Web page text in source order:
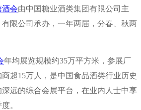
酒会由中国糖业酒类集团有限公司主
限公司承办，一年两届，分春、秋两
年均展览规模约35万平方米，参展厂
超15万人，是中国食品酒类行业历史
远的综合会展平台，在业内人士中享
。